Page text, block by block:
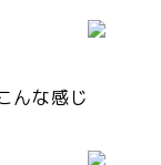
んな感じ